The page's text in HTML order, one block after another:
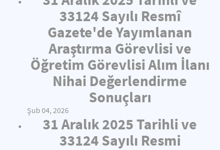
33124 Sayılı Resmî
Gazete'de Yayımlanan
Araştırma Görevlisi ve
Öğretim Görevlisi Alım İlanı
Nihai Değerlendirme
Sonuçları
Şub 04, 2026
31 Aralık 2025 Tarihli ve
33124 Sayılı Resmi